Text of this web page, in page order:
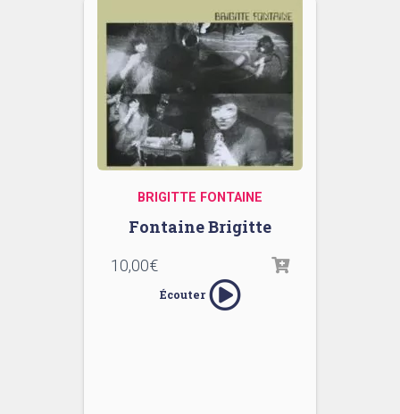
BRIGITTE FONTAINE
Fontaine Brigitte
10,00€
Écouter